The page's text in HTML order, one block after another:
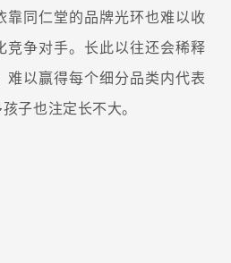
靠同仁堂的品牌光环也难以收
竞争对手。长此以往还会稀释
难以赢得每个细分品类内代表
子也注定长不大。